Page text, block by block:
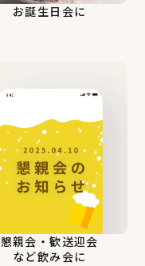
お誕生日会に
懇親会・歓送迎会
など飲み会に